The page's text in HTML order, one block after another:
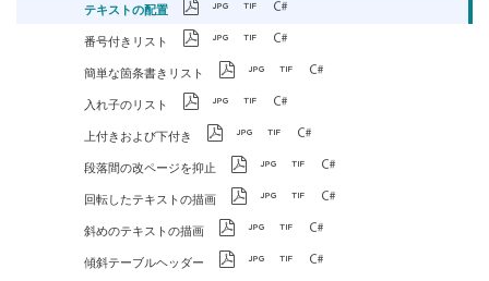
テキストの配置
番号付きリスト
簡単な箇条書きリスト
入れ子のリスト
上付きおよび下付き
段落間の改ページを抑止
回転したテキストの描画
斜めのテキストの描画
傾斜テーブルヘッダー